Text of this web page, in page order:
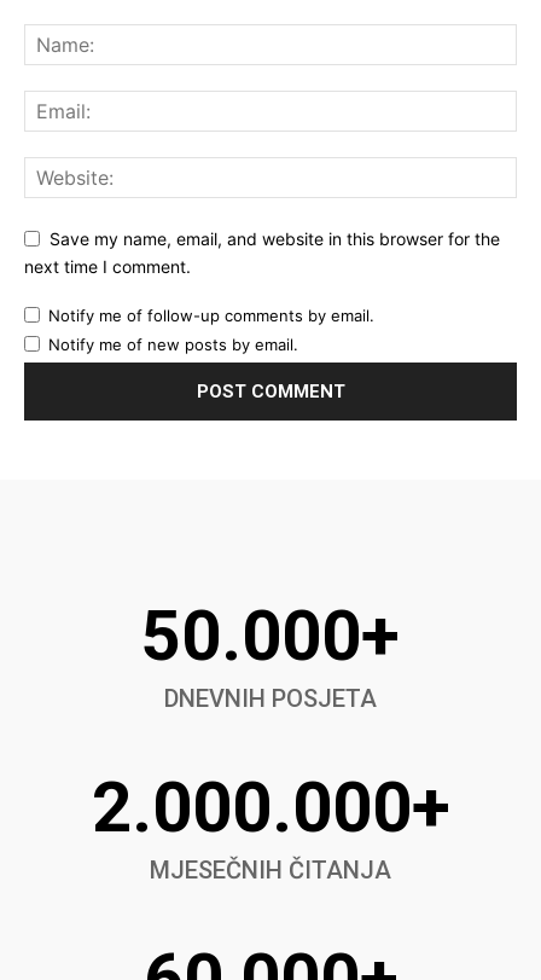
Save my name, email, and website in this browser for the
next time I comment.
Notify me of follow-up comments by email.
Notify me of new posts by email.
50.000+
DNEVNIH POSJETA
2.000.000+
MJESEČNIH ČITANJA